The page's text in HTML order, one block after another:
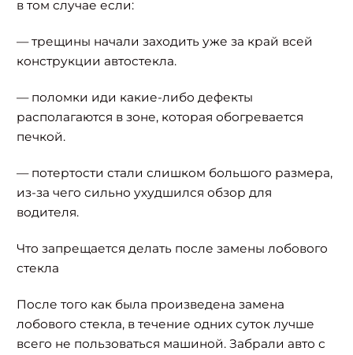
в том случае если:
— трещины начали заходить уже за край всей
конструкции автостекла.
— поломки иди какие-либо дефекты
располагаются в зоне, которая обогревается
печкой.
— потертости стали слишком большого размера,
из-за чего сильно ухудшился обзор для
водителя.
Что запрещается делать после замены лобового
стекла
После того как была произведена замена
лобового стекла, в течение одних суток лучше
всего не пользоваться машиной. Забрали авто с